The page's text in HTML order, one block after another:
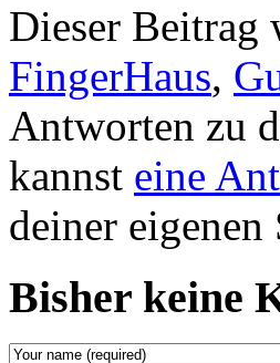
Dieser Beitrag
FingerHaus,
Antworten zu
kannst eine
deiner eigenen
Bisher keine